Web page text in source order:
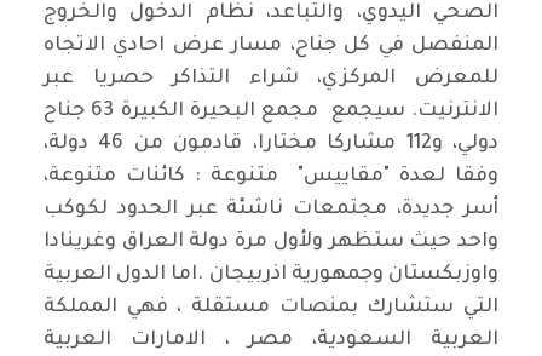
الصحي اليدوي، والتباعد، نظام الدخول والخروج
المنفصل في كل جناح، مسار عرض احادي الاتجاه
للمعرض المركزي، شراء التذاكر حصريا عبر
الانترنيت. سيجمع مجمع البحيرة الكبيرة 63 جناح
دولي، و112 مشاركا مختارا، قادمون من 46 دولة،
وفقا لعدة "مقاييس" متنوعة : كائنات متنوعة،
أسر جديدة، مجتمعات ناشئة عبر الحدود لكوكب
واحد حيث ستظهر ولأول مرة دولة العراق وغرينادا
واوزبكستان وجمهورية اذربيجان .اما الدول العربية
التي ستشارك بمنصات مستقلة ، فهي المملكة
العربية السعودية، مصر ، الامارات العربية